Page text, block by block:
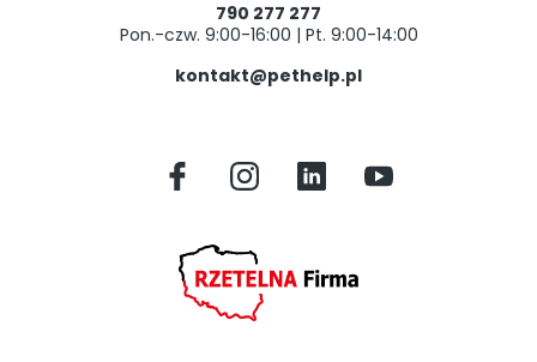
790 277 277
Pon.-czw. 9:00-16:00 | Pt. 9:00-14:00
kontakt@pethelp.pl